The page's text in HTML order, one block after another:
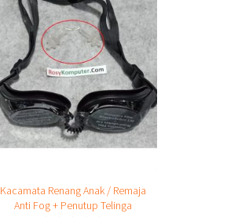
Kacamata Renang Anak / Remaja
Anti Fog + Penutup Telinga